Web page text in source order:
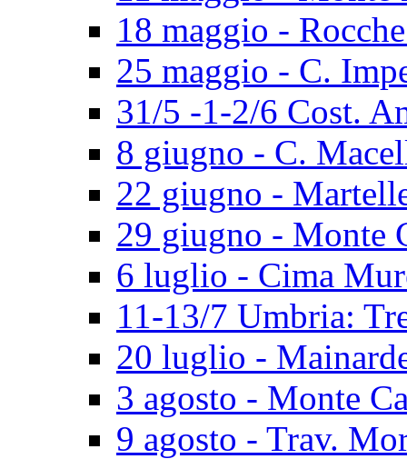
18 maggio -
25 maggio - C.
31/5 -1-2/6 Cost.
8 giugno - C.
22 giugno -
29 giugno - Monte
6 luglio - Cima
11-13/7 Umbria:
20 luglio -
3 agosto - Monte
9 agosto - Trav.